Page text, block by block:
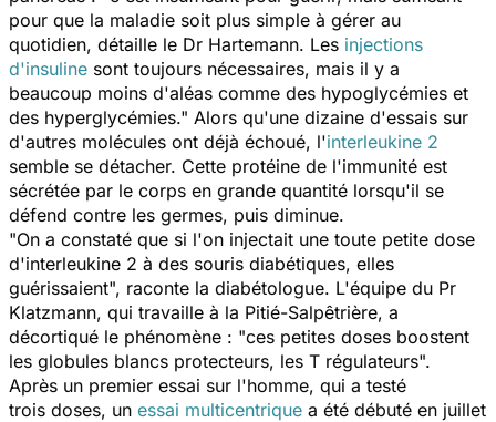
pour que la maladie soit plus simple à gérer au
quotidien, détaille le Dr Hartemann. Les injections
d'insuline sont toujours nécessaires, mais il y a
beaucoup moins d'aléas comme des hypoglycémies et
des hyperglycémies." Alors qu'une dizaine d'essais sur
d'autres molécules ont déjà échoué, l'interleukine 2
semble se détacher. Cette protéine de l'immunité est
sécrétée par le corps en grande quantité lorsqu'il se
défend contre les germes, puis diminue.
"On a constaté que si l'on injectait une toute petite dose
d'interleukine 2 à des souris diabétiques, elles
guérissaient", raconte la diabétologue. L'équipe du Pr
Klatzmann, qui travaille à la Pitié-Salpêtrière, a
décortiqué le phénomène : "ces petites doses boostent
les globules blancs protecteurs, les T régulateurs".
Après un premier essai sur l'homme, qui a testé
trois doses, un essai multicentrique a été débuté en juillet